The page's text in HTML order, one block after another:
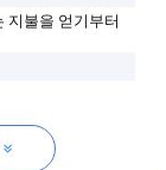
지불을 얻기부터